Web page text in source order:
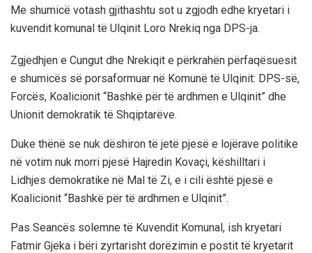
Me shumicë votash gjithashtu sot u zgjodh edhe kryetari i
kuvendit komunal të Ulqinit Loro Nrekiq nga DPS-ja.
Zgjedhjen e Cungut dhe Nrekiqit e përkrahën përfaqësuesit
e shumicës së porsaformuar në Komunë të Ulqinit: DPS-së,
Forcës, Koalicionit “Bashkë për të ardhmen e Ulqinit” dhe
Unionit demokratik të Shqiptarëve.
Duke thënë se nuk dëshiron të jetë pjesë e lojërave politike
në votim nuk morri pjesë Hajredin Kovaçi, këshilltari i
Lidhjes demokratike në Mal të Zi, e i cili është pjesë e
Koalicionit “Bashkë për të ardhmen e Ulqinit”.
Pas Seancës solemne të Kuvendit Komunal, ish kryetari
Fatmir Gjeka i bëri zyrtarisht dorëzimin e postit të kryetarit